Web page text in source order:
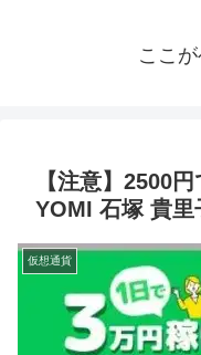
ここ
【注意】2500
YOMI 石塚 貴里
仮想通貨